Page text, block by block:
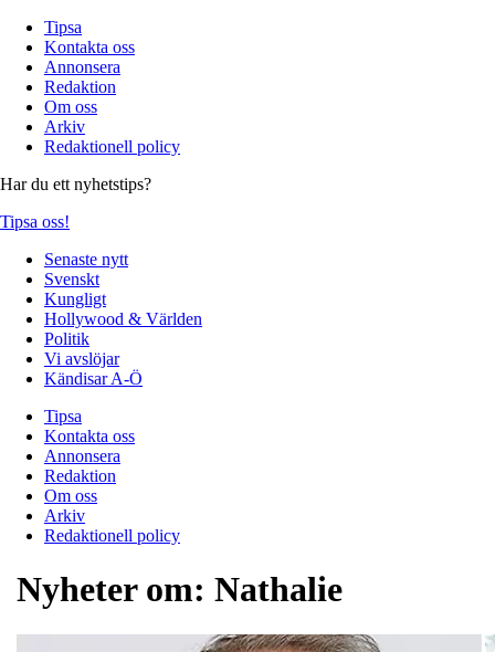
Tipsa
Kontakta oss
Annonsera
Redaktion
Om oss
Arkiv
Redaktionell policy
Har du ett nyhetstips?
Tipsa oss!
Senaste nytt
Svenskt
Kungligt
Hollywood & Världen
Politik
Vi avslöjar
Kändisar A-Ö
Tipsa
Kontakta oss
Annonsera
Redaktion
Om oss
Arkiv
Redaktionell policy
Nyheter om: Nathalie